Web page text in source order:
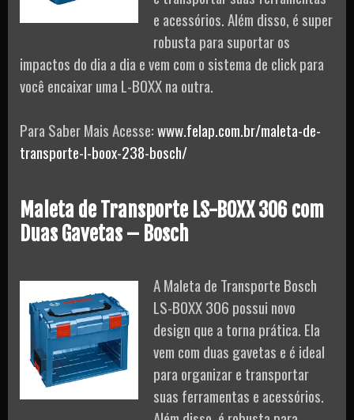
e acessórios. Além disso, é super
robusta para suportar os
impactos do dia a dia e vem com o sistema de click para
você encaixar uma L-BOXX na outra.
Para Saber Mais Acesse:www.felap.com.br/maleta-de-
transporte-l-boox-238-bosch/
Maleta de Transporte LS-BOXX 306 com
Duas Gavetas – Bosch
A Maleta de Transporte Bosch
LS-BOXX 306 possui novo
design que a torna prática. Ela
vem com duas gavetas e é ideal
para organizar e transportar
suas ferramentas e acessórios.